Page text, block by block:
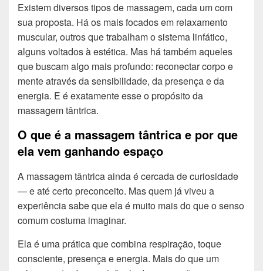
Existem diversos tipos de massagem, cada um com
sua proposta. Há os mais focados em relaxamento
muscular, outros que trabalham o sistema linfático,
alguns voltados à estética. Mas há também aqueles
que buscam algo mais profundo: reconectar corpo e
mente através da sensibilidade, da presença e da
energia. E é exatamente esse o propósito da
massagem tântrica.
O que é a massagem tântrica e por que
ela vem ganhando espaço
A massagem tântrica ainda é cercada de curiosidade
— e até certo preconceito. Mas quem já viveu a
experiência sabe que ela é muito mais do que o senso
comum costuma imaginar.
Ela é uma prática que combina respiração, toque
consciente, presença e energia. Mais do que um